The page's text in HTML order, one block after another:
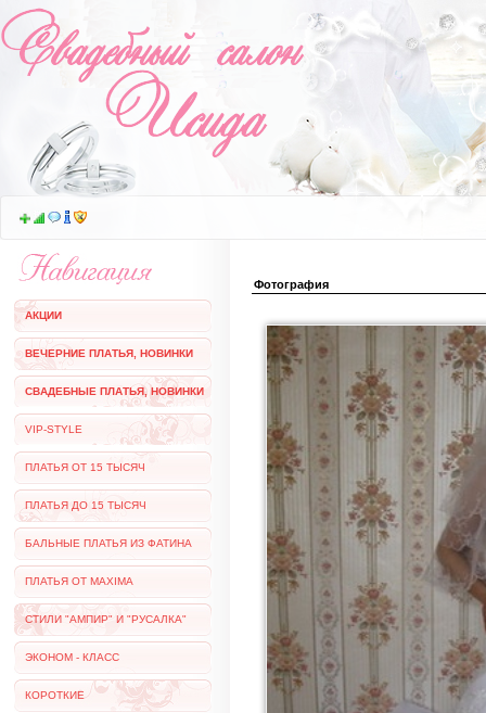
Фотография
АКЦИИ
ВЕЧЕРНИЕ ПЛАТЬЯ, НОВИНКИ
СВАДЕБНЫЕ ПЛАТЬЯ, НОВИНКИ
VIP-STYLE
ПЛАТЬЯ ОТ 15 ТЫСЯЧ
ПЛАТЬЯ ДО 15 ТЫСЯЧ
БАЛЬНЫЕ ПЛАТЬЯ ИЗ ФАТИНА
ПЛАТЬЯ ОТ MAXIMA
СТИЛИ "АМПИР" И "РУСАЛКА"
ЭКОНОМ - КЛАСС
КОРОТКИЕ